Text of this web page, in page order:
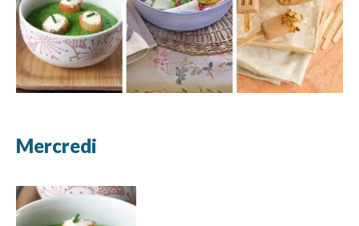
Mercredi